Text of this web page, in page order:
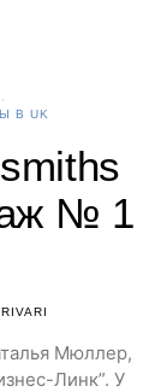
В UK
№ 1
RIVARI
Мюллер,
Линк”. У